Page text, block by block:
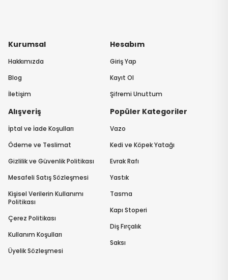
Kurumsal
Hakkımızda
Blog
İletişim
Hesabım
Giriş Yap
Kayıt Ol
Şifremi Unuttum
Alışveriş
İptal ve İade Koşulları
Ödeme ve Teslimat
Gizlilik ve Güvenlik Politikası
Mesafeli Satış Sözleşmesi
Kişisel Verilerin Kullanımı
Politikası
Çerez Politikası
Kullanım Koşulları
Üyelik Sözleşmesi
Popüler Kategoriler
Vazo
Kedi ve Köpek Yatağı
Evrak Rafı
Yastık
Tasma
Kapı Stoperi
Diş Fırçalık
Saksı